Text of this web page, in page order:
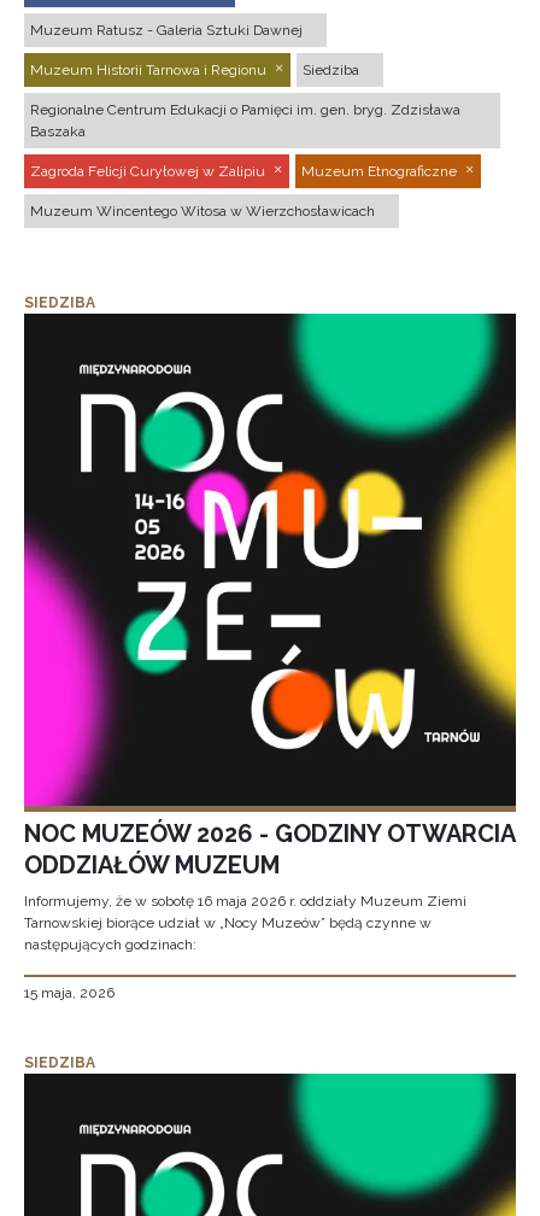
Muzeum Ratusz - Galeria Sztuki Dawnej
Muzeum Historii Tarnowa i Regionu Siedziba
Regionalne Centrum Edukacji o Pamięci im. gen. bryg. Zdzisława
Baszaka
Zagroda Felicji Curyłowej w Zalipiu Muzeum Etnograficzne
Muzeum Wincentego Witosa w Wierzchosławicach
SIEDZIBA
NOC MUZEÓW 2026 - GODZINY OTWARCIA
ODDZIAŁÓW MUZEUM
Informujemy, że w sobotę 16 maja 2026 r. oddziały Muzeum Ziemi
Tarnowskiej biorące udział w „Nocy Muzeów” będą czynne w
następujących godzinach:
15 maja, 2026
SIEDZIBA